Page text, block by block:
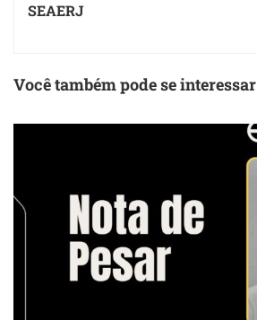
SEAERJ
Você também pode se interessar